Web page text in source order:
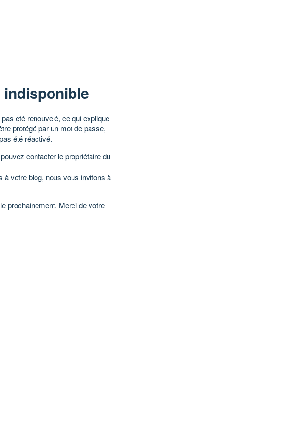
été renouvelé, ce qui explique
protégé par un mot de passe,
été réactivé.
contacter le propriétaire du
à votre blog, nous vous invitons à
prochainement. Merci de votre